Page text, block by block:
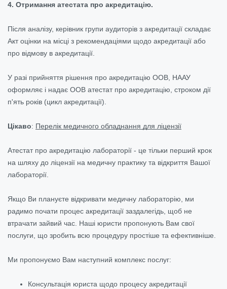
4. Отримання атестата про акредитацію.
Після аналізу, керівник групи аудиторів з акредитації складає
Акт оцінки на місці з рекомендаціями щодо акредитації або
про відмову в акредитації.
У разі прийняття рішення про акредитацію ООВ, НААУ
оформляє і надає ООВ атестат про акредитацію, строком дії
п'ять років (цикл акредитації).
Цікаво: Перелік медичного обладнання для ліцензії
Атестат про акредитацію лабораторії - це тільки перший крок
на шляху до ліцензії на медичну практику та відкриття Вашої
лабораторії.
Якщо Ви плануєте відкривати медичну лабораторію, ми
радимо почати процес акредитації заздалегідь, щоб не
втрачати зайвий час. Наші юристи пропонують Вам свої
послуги, що зробить всю процедуру простіше та ефективніше.
Ми пропонуємо Вам наступний комплекс послуг:
Консультація юриста щодо процесу акредитації